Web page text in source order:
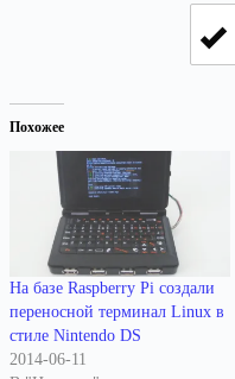
Похожее
На базе Raspberry Pi создали
переносной терминал Linux в
стиле Nintendo DS
2014-06-11